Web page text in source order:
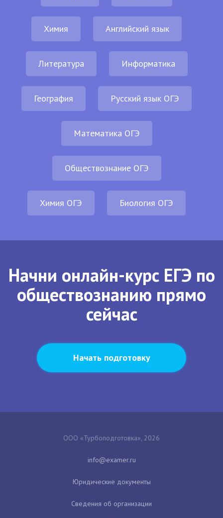
Химия Английский язык
Литература Информатика
География Русский язык ОГЭ
Математика ОГЭ
Обществознание ОГЭ
Химия ОГЭ Биология ОГЭ
Начни онлайн-курс ЕГЭ по
обществознанию прямо
сейчас
Начать подготовку
ООО «Турбоподготовка», 2026
Юридические документы
Сведения об организации